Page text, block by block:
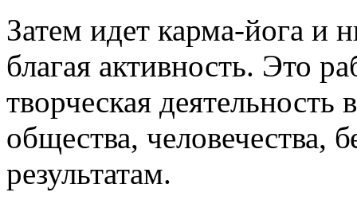
Затем идет карма-йога и
благая активность. Это
творческая
общества, человечества,
результатам.